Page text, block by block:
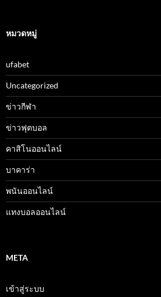
หมวดหมู่
ufabet
Uncategorized
ข่าวกีฬา
ข่าวฟุตบอล
คาสิโนออนไลน์
บาคาร่า
พนันออนไลน์
แทงบอลออนไลน์
META
เข้าสู่ระบบ